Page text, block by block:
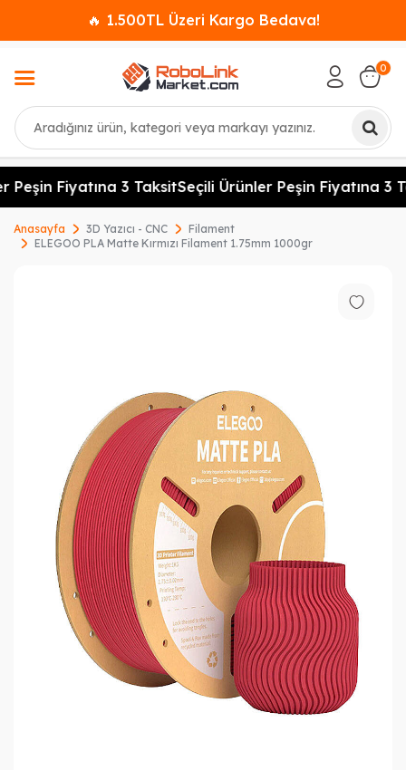
🔥 1.500TL Üzeri Kargo Bedava!
Ara
0
Peşin Fiyatına 3 TaksitSeçili Ürünler Peşin Fiyatına 3
Anasayfa 3D Yazıcı - CNC
Filament
ELEGOO PLA Matte Kırmızı Filament 1.75mm 1000gr